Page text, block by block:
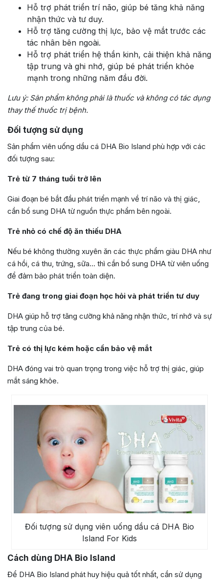
Hỗ trợ phát triển trí não, giúp bé tăng khả năng
nhận thức và tư duy.
Hỗ trợ tăng cường thị lực, bảo vệ mắt trước các
tác nhân bên ngoài.
Hỗ trợ phát triển hệ thần kinh, cải thiện khả năng
tập trung và ghi nhớ, giúp bé phát triển khỏe
mạnh trong những năm đầu đời.
Lưu ý: Sản phẩm không phải là thuốc và không có tác dụng
thay thế thuốc trị bệnh.
Đối tượng sử dụng
Sản phẩm viên uống dầu cá DHA Bio Island phù hợp với các
đối tượng sau:
Trẻ từ 7 tháng tuổi trở lên
Giai đoạn bé bắt đầu phát triển mạnh về trí não và thị giác,
cần bổ sung DHA từ nguồn thực phẩm bên ngoài.
Trẻ nhỏ có chế độ ăn thiếu DHA
Nếu bé không thường xuyên ăn các thực phẩm giàu DHA như
cá hồi, cá thu, trứng, sữa… thì cần bổ sung DHA từ viên uống
để đảm bảo phát triển toàn diện.
Trẻ đang trong giai đoạn học hỏi và phát triển tư duy
DHA giúp hỗ trợ tăng cường khả năng nhận thức, trí nhớ và sự
tập trung của bé.
Trẻ có thị lực kém hoặc cần bảo vệ mắt
DHA đóng vai trò quan trọng trong việc hỗ trợ thị giác, giúp
mắt sáng khỏe.
Đối tượng sử dụng viên uống dầu cá DHA Bio
Island For Kids
Cách dùng DHA Bio Island
Để DHA Bio Island phát huy hiệu quả tốt nhất, cần sử dụng